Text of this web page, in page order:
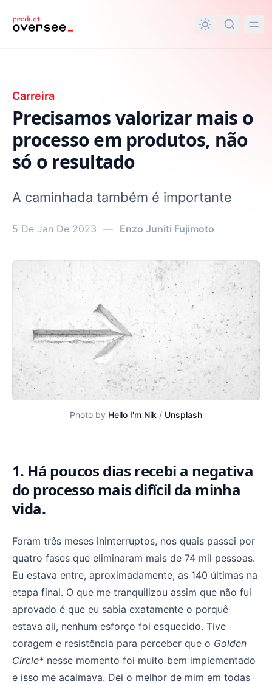
principal
Carreira
Precisamos valorizar mais o
processo em produtos, não
só o resultado
A caminhada também é importante
5 De Jan De 2023 — Enzo Juniti Fujimoto
Photo by Hello I'm Nik / Unsplash
Precisamos valorizar mais o processo em produtos,
1. Há poucos dias recebi a negativa
do processo mais difícil da minha
vida.
Foram três meses ininterruptos, nos quais passei por
quatro fases que eliminaram mais de 74 mil pessoas.
Eu estava entre, aproximadamente, as 140 últimas na
etapa final. O que me tranquilizou assim que não fui
aprovado é que eu sabia exatamente o porquê
estava ali, nenhum esforço foi esquecido. Tive
coragem e resistência para perceber que o Golden
Circle* nesse momento foi muito bem implementado
e isso me acalmava. Dei o melhor de mim em todas